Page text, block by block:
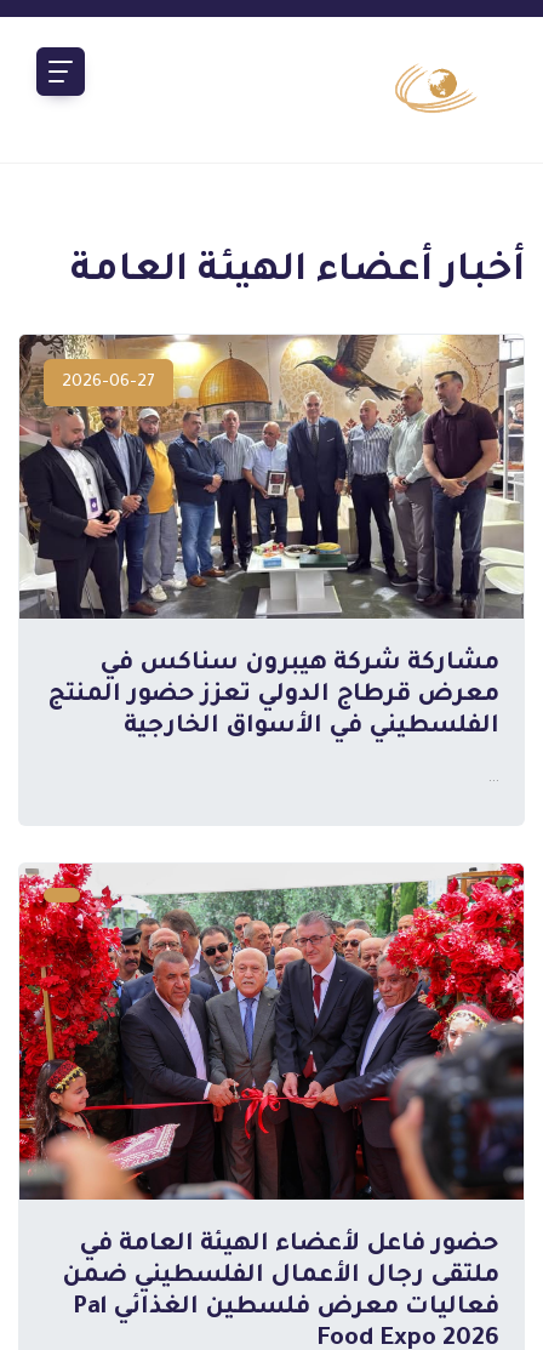
أخبار أعضاء الهيئة العامة
2026-06-27
مشاركة شركة هيبرون سناكس في
معرض قرطاج الدولي تعزز حضور المنتج
الفلسطيني في الأسواق الخارجية
...
المزيد
حضور فاعل لأعضاء الهيئة العامة في
ملتقى رجال الأعمال الفلسطيني ضمن
فعاليات معرض فلسطين الغذائي Pal
Food Expo 2026
المزيد